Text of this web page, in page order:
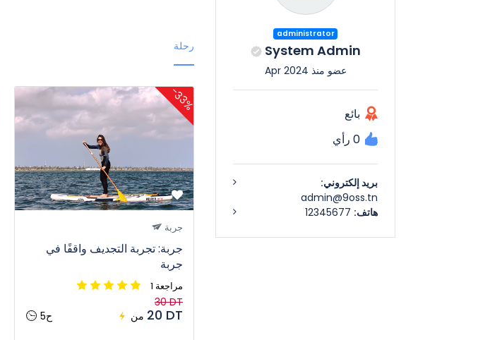
administrator
System Admin
عضو منذ Apr 2024
بائع
0 رأي
بريد إلكتروني:
admin@9oss.tn
هاتف: 12345677
رحلة
-33%
جربة
جربة: تجربة التجديف واقفًا في
جربة
1 مراجعة
5ح من
30 DT
20 DT